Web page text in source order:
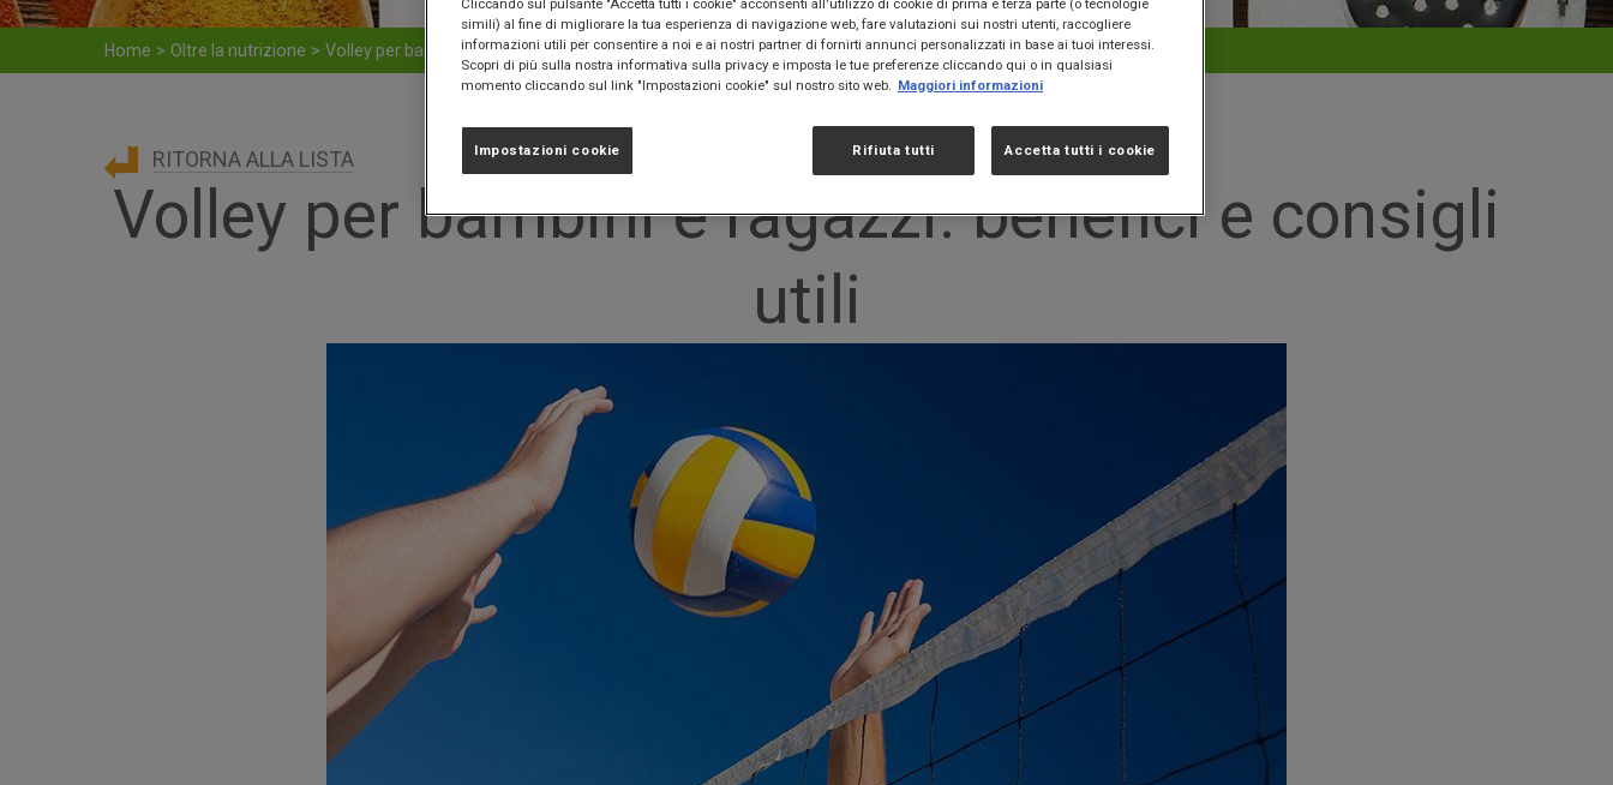
Home > Oltre la nutrizione > Volley per bambini e ragazzi: benefici e consigli utili
RITORNA ALLA LISTA
Volley per bambini e ragazzi: benefici e consigli
utili
Cliccando sul pulsante "Accetta tutti i cookie" acconsenti all'utilizzo di cookie di prima e terza parte (o tecnologie
simili) al fine di migliorare la tua esperienza di navigazione web, fare valutazioni sui nostri utenti, raccogliere
informazioni utili per consentire a noi e ai nostri partner di fornirti annunci personalizzati in base ai tuoi interessi.
Scopri di più sulla nostra informativa sulla privacy e imposta le tue preferenze cliccando qui o in qualsiasi
momento cliccando sul link "Impostazioni cookie" sul nostro sito web. Maggiori informazioni
Rifiuta tutti Accetta tutti i cookie
Impostazioni cookie